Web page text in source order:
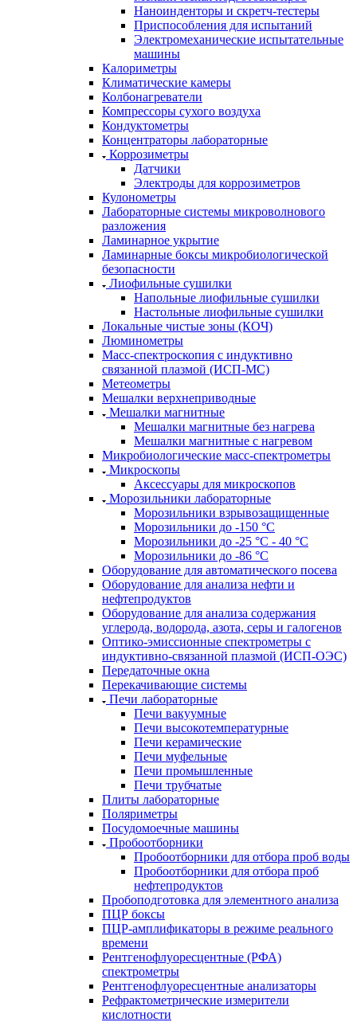
Наноинденторы и скретч-тестеры
Приспособления для испытаний
Электромеханические испытательные
машины
Калориметры
Климатические камеры
Колбонагреватели
Компрессоры сухого воздуха
Кондуктометры
Концентраторы лабораторные
Коррозиметры
Датчики
Электроды для коррозиметров
Кулонометры
Лабораторные системы микроволнового
разложения
Ламинарное укрытие
Ламинарные боксы микробиологической
безопасности
Лиофильные сушилки
Напольные лиофильные сушилки
Настольные лиофильные сушилки
Локальные чистые зоны (КОЧ)
Люминометры
Масс-спектроскопия с индуктивно
связанной плазмой (ИСП-МС)
Метеометры
Мешалки верхнеприводные
Мешалки магнитные
Мешалки магнитные без нагрева
Мешалки магнитные с нагревом
Микробиологические масс-спектрометры
Микроскопы
Аксессуары для микроскопов
Морозильники лабораторные
Морозильники взрывозащищенные
Морозильники до -150 °С
Морозильники до -25 °С - 40 °С
Морозильники до -86 °С
Оборудование для автоматического посева
Оборудование для анализа нефти и
нефтепродуктов
Оборудование для анализа содержания
углерода, водорода, азота, серы и галогенов
Оптико-эмиссионные спектрометры с
индуктивно-связанной плазмой (ИСП-ОЭС)
Передаточные окна
Перекачивающие системы
Печи лабораторные
Печи вакуумные
Печи высокотемпературные
Печи керамические
Печи муфельные
Печи промышленные
Печи трубчатые
Плиты лабораторные
Поляриметры
Посудомоечные машины
Пробоотборники
Пробоотборники для отбора проб воды
Пробоотборники для отбора проб
нефтепродуктов
Пробоподготовка для элементного анализа
ПЦР боксы
ПЦР-амплификаторы в режиме реального
времени
Рентгенофлуоресцентные (РФА)
спектрометры
Рентгенофлуоресцентные анализаторы
Рефрактометрические измерители
кислотности